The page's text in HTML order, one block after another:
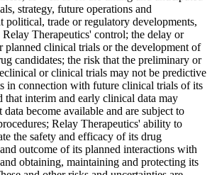
strategy, future operations and
trade or regulatory developments,
Therapeutics' control; the delay or
planned clinical trials or the development of
candidates; the risk that the preliminary or
or clinical trials may not be predictive
in connection with future clinical trials of its
that interim and early clinical data may
data become available and are subject to
Relay Therapeutics' ability to
the safety and efficacy of its drug
outcome of its planned interactions with
obtaining, maintaining and protecting its